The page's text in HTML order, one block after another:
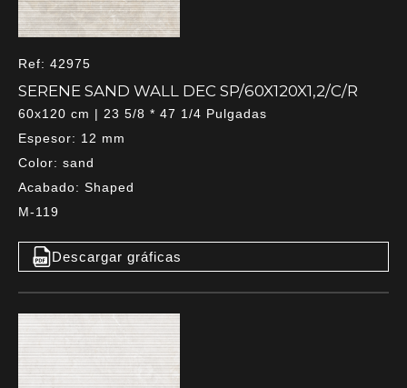
Ref: 42975
SERENE SAND WALL DEC SP/60X120X1,2/C/R
60x120 cm | 23 5/8 * 47 1/4 Pulgadas
Espesor: 12 mm
Color: sand
Acabado: Shaped
M-119
Descargar gráficas